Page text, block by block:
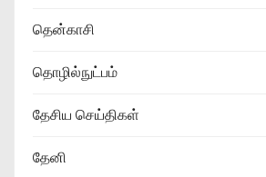
தென்காசி
தொழில்நுட்பம்
தேசிய செய்திகள்
தேனி